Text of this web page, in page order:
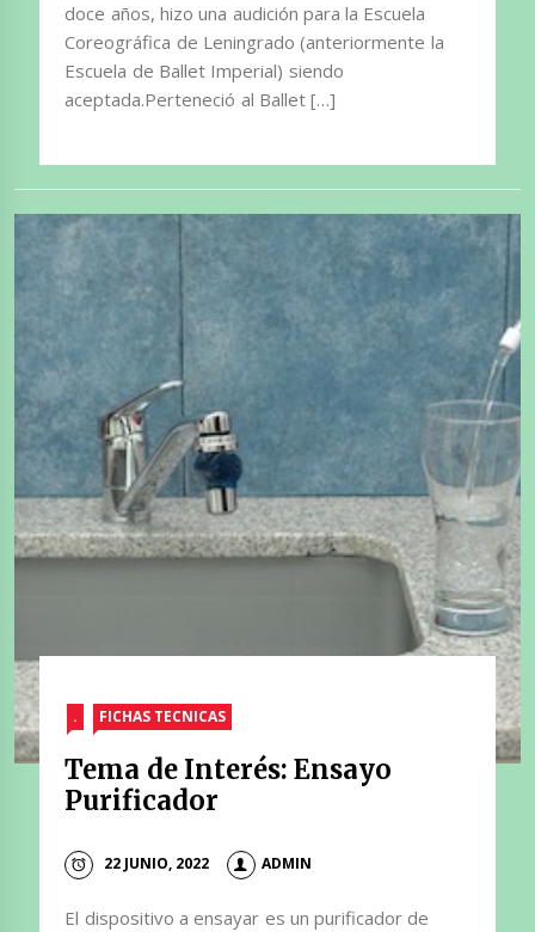
doce años, hizo una audición para la Escuela
Coreográfica de Leningrado (anteriormente la
Escuela de Ballet Imperial) siendo
aceptada.Perteneció al Ballet […]
. FICHAS TECNICAS
Tema de Interés: Ensayo
Purificador
22 JUNIO, 2022 ADMIN
El dispositivo a ensayar es un purificador de